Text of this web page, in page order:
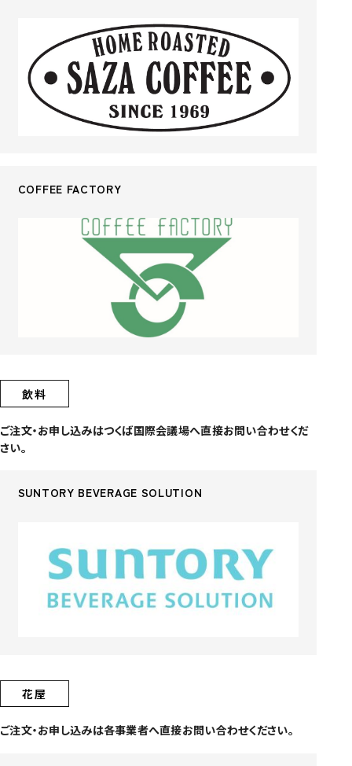
COFFEE FACTORY
飲料
ご注文・お申し込みはつくば国際会議場へ直接お問い合わせくだ
さい。
SUNTORY BEVERAGE SOLUTION
花屋
ご注文・お申し込みは各事業者へ直接お問い合わせください。